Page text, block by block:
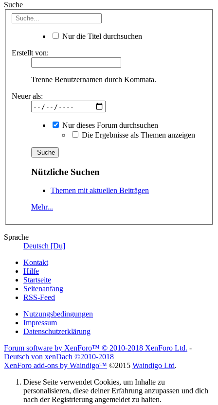
Suche
Nur die Titel durchsuchen
Erstellt von:
Trenne Benutzernamen durch Kommata.
Neuer als:
Nur dieses Forum durchsuchen
Die Ergebnisse als Themen anzeigen
Nützliche Suchen
Themen mit aktuellen Beiträgen
Mehr...
Sprache
Deutsch [Du]
Kontakt
Hilfe
Startseite
Seitenanfang
RSS-Feed
Nutzungsbedingungen
Impressum
Datenschutzerklärung
Forum software by XenForo™ © 2010-2018 XenForo Ltd. -
Deutsch von xenDach ©2010-2018
XenForo add-ons by Waindigo™ ©2015 Waindigo Ltd.
Diese Seite verwendet Cookies, um Inhalte zu
personalisieren, diese deiner Erfahrung anzupassen und dich
nach der Registrierung angemeldet zu halten.